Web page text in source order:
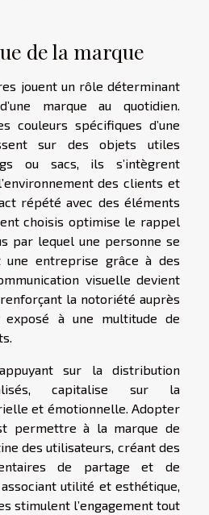
de la marque
jouent un rôle déterminant
marque au quotidien.
couleurs spécifiques d’une
sur des objets utiles
ou sacs, ils s’intègrent
des clients et
répété avec des éléments
choisis optimise le rappel
par lequel une personne se
une entreprise grâce à des
visuelle devient
la notoriété auprès
exposé à une multitude de
sur la distribution
capitalise sur la
et émotionnelle. Adopter
permettre à la marque de
des utilisateurs, créant des
de partage et de
utilité et esthétique,
stimulent l’engagement tout